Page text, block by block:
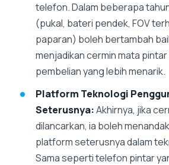
telefon. Dalam beberapa
(pukal, bateri pendek, FOV
paparan) boleh bertambah
menjadikan cermin mata
pembelian yang lebih menarik.
Platform Teknologi
Seterusnya:Akhirnya, jika
dilancarkan, ia boleh
platform seterusnya dalam
Sama seperti telefon pintar